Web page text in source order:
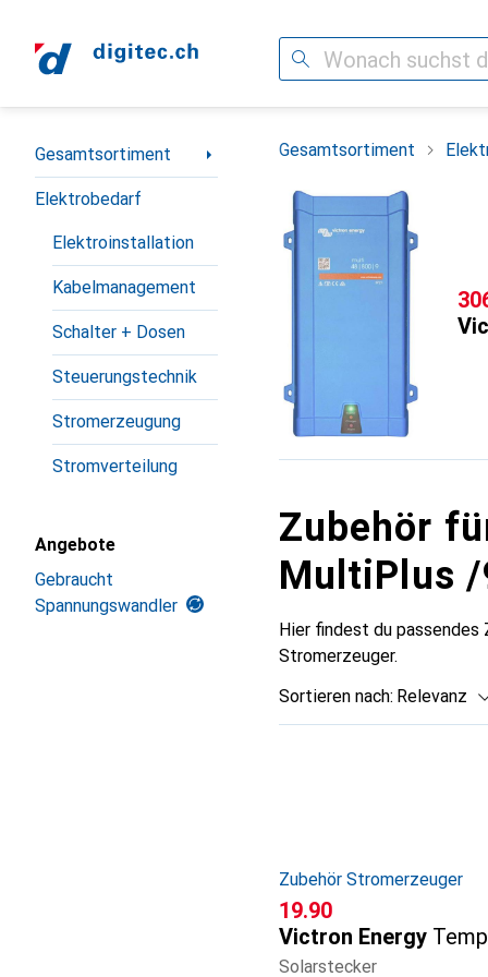
Suche
Navigation nach Kategorien
Gesamtsortiment
Elektrobedarf
Elektroinstallation
Kabelmanagement
Schalter + Dosen
Steuerungstechnik
Stromerzeugung
Stromverteilung
Angebote
Gebraucht
Spannungswandler
Gesamtsortiment
Zubehör
MultiPlus
Hier findest du
Stromerzeuger.
Sortieren nach: Relevanz
Zubehör Stromerzeuger
CHF
19.90
Victron Energy
Solarstecker